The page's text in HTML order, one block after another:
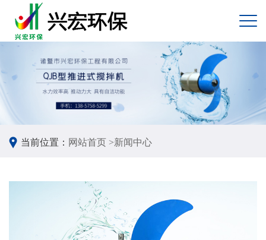
当前位置： 网站首页 >新闻中心